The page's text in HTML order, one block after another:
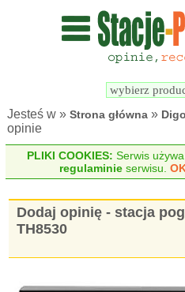
Jesteś w »Strona główna »
opinie
PLIKI COOKIES: Serwis
regulaminie serwisu.
Dodaj opinię - stacja
TH8530